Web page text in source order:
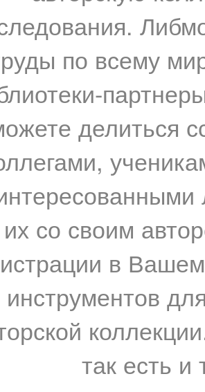
по всему
делиться
их со своим
в
инструментов
так есть и